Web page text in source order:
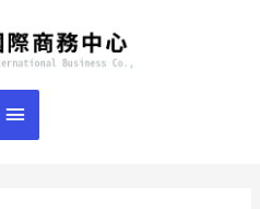
主
要
選